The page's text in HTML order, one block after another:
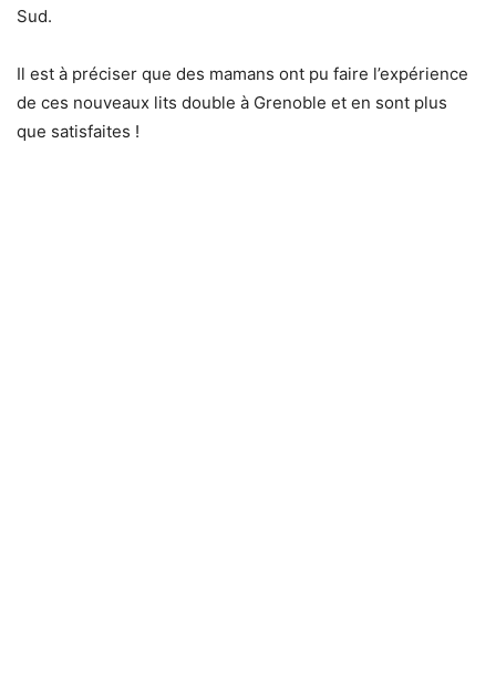
Sud.
Il est à préciser que des mamans ont pu faire l’expérience
de ces nouveaux lits double à Grenoble et en sont plus
que satisfaites !